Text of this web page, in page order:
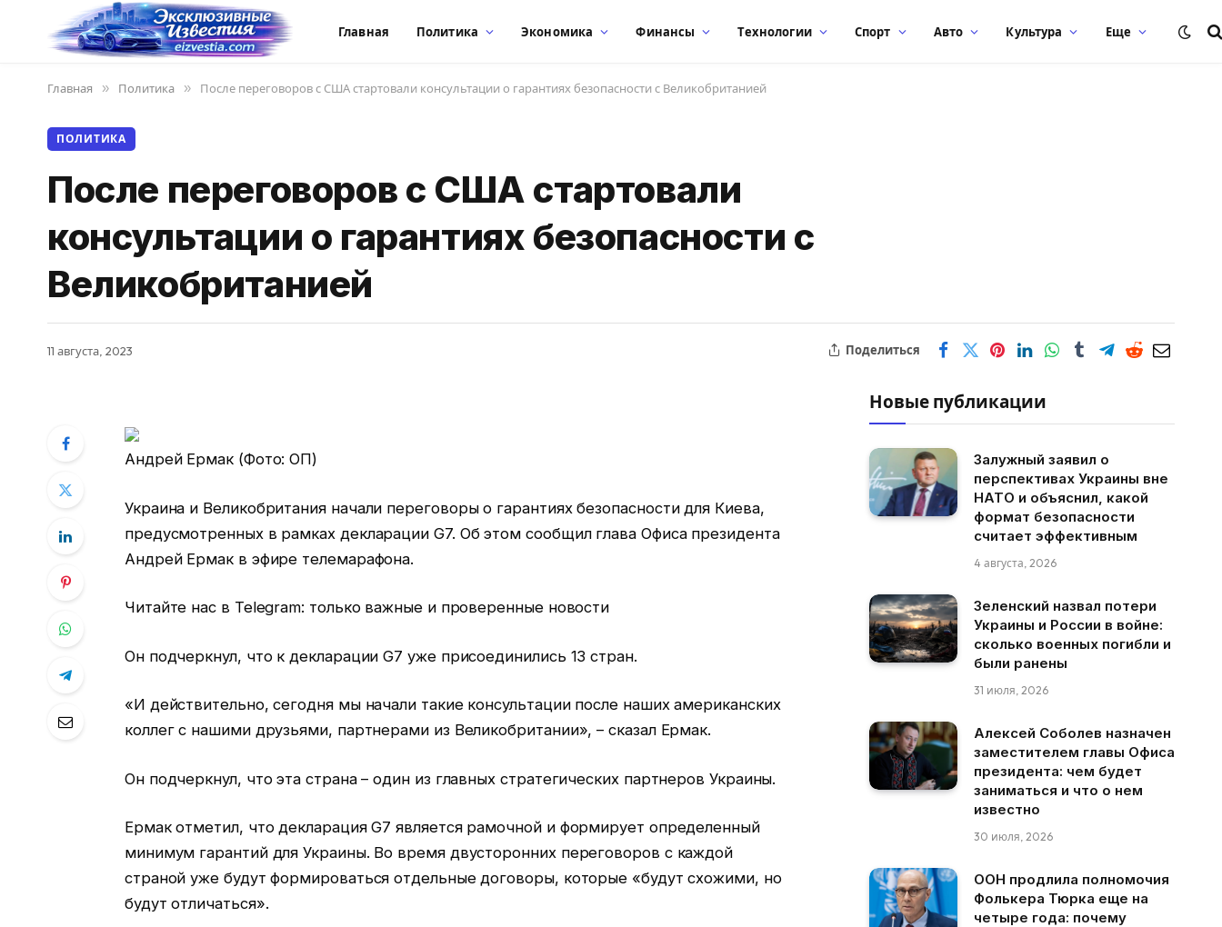
Главная Политика Экономика Финансы Технологии Спорт Авто Культура Еще
Главная » Политика » После переговоров с США стартовали консультации о гарантиях безопасности с Великобританией
ПОЛИТИКА
После переговоров с США стартовали
консультации о гарантиях безопасности с
Великобританией
11 августа, 2023 Поделиться
Андрей Ермак (Фото: ОП)
Украина и Великобритания начали переговоры о гарантиях безопасности для Киева,
предусмотренных в рамках декларации G7. Об этом сообщил глава Офиса президента
Андрей Ермак в эфире телемарафона.
Читайте нас в Telegram: только важные и проверенные новости
Он подчеркнул, что к декларации G7 уже присоединились 13 стран.
«И действительно, сегодня мы начали такие консультации после наших американских
коллег с нашими друзьями, партнерами из Великобритании», – сказал Ермак.
Он подчеркнул, что эта страна – один из главных стратегических партнеров Украины.
Ермак отметил, что декларация G7 является рамочной и формирует определенный
минимум гарантий для Украины. Во время двусторонних переговоров с каждой
страной уже будут формироваться отдельные договоры, которые «будут схожими, но
будут отличаться».
Новые публикации
Залужный заявил о
перспективах Украины вне
НАТО и объяснил, какой
формат безопасности
считает эффективным
4 августа, 2026
Зеленский назвал потери
Украины и России в войне:
сколько военных погибли и
были ранены
31 июля, 2026
Алексей Соболев назначен
заместителем главы Офиса
президента: чем будет
заниматься и что о нем
известно
30 июля, 2026
ООН продлила полномочия
Фолькера Тюрка еще на
четыре года: почему